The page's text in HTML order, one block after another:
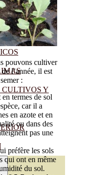
DEL
CULTIVOS Y
pouvons cultiver
l’année, il est
:
termes de sol
car il a
en azote et en
ou dans des
pas une
préfère les sols
qui ont en même
du sol.